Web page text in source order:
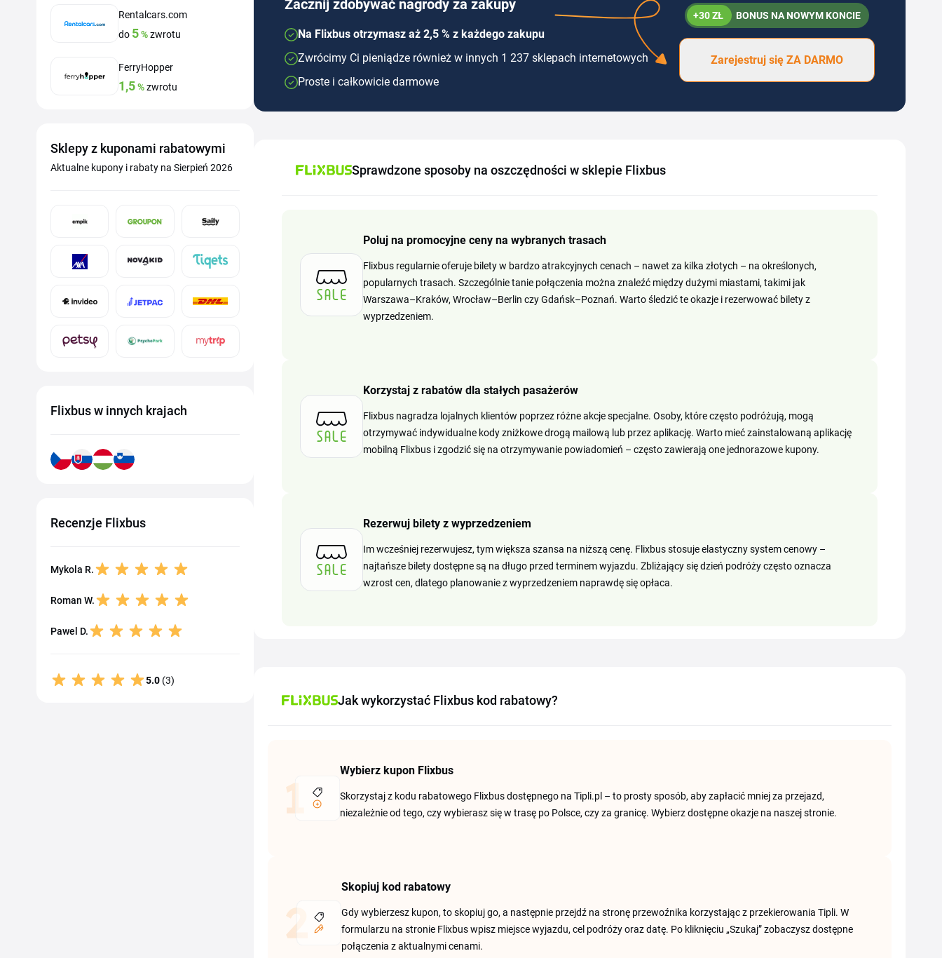
Rentalcars.com
do 5%zwrotu
FerryHopper
1,5%zwrotu
Sklepy z kuponami rabatowymi
Aktualne kupony i rabaty na Sierpień 2026
Flixbus w innych krajach
Recenzje Flixbus
Mykola R.
Roman W.
Pawel D.
5.0 (3)
Zacznij zdobywać nagrody za zakupy
Na Flixbus otrzymasz aż 2,5 % z każdego zakupu
Zwrócimy Ci pieniądze również w innych 1 237 sklepach internetowych
Proste i całkowicie darmowe
+30 ZŁ BONUS NA NOWYM KONCIE
Zarejestruj się ZA DARMO
Sprawdzone sposoby na oszczędności w sklepie Flixbus
Poluj na promocyjne ceny na wybranych trasach
Flixbus regularnie oferuje bilety w bardzo atrakcyjnych cenach – nawet za kilka złotych – na określonych,
popularnych trasach. Szczególnie tanie połączenia można znaleźć między dużymi miastami, takimi jak
Warszawa–Kraków, Wrocław–Berlin czy Gdańsk–Poznań. Warto śledzić te okazje i rezerwować bilety z
wyprzedzeniem.
Korzystaj z rabatów dla stałych pasażerów
Flixbus nagradza lojalnych klientów poprzez różne akcje specjalne. Osoby, które często podróżują, mogą
otrzymywać indywidualne kody zniżkowe drogą mailową lub przez aplikację. Warto mieć zainstalowaną aplikację
mobilną Flixbus i zgodzić się na otrzymywanie powiadomień – często zawierają one jednorazowe kupony.
Rezerwuj bilety z wyprzedzeniem
Im wcześniej rezerwujesz, tym większa szansa na niższą cenę. Flixbus stosuje elastyczny system cenowy –
najtańsze bilety dostępne są na długo przed terminem wyjazdu. Zbliżający się dzień podróży często oznacza
wzrost cen, dlatego planowanie z wyprzedzeniem naprawdę się opłaca.
Jak wykorzystać Flixbus kod rabatowy?
Wybierz kupon Flixbus
Skorzystaj z kodu rabatowego Flixbus dostępnego na Tipli.pl – to prosty sposób, aby zapłacić mniej za przejazd,
niezależnie od tego, czy wybierasz się w trasę po Polsce, czy za granicę. Wybierz dostępne okazje na naszej stronie.
Skopiuj kod rabatowy
Gdy wybierzesz kupon, to skopiuj go, a następnie przejdź na stronę przewoźnika korzystając z przekierowania Tipli. W
formularzu na stronie Flixbus wpisz miejsce wyjazdu, cel podróży oraz datę. Po kliknięciu „Szukaj” zobaczysz dostępne
połączenia z aktualnymi cenami.